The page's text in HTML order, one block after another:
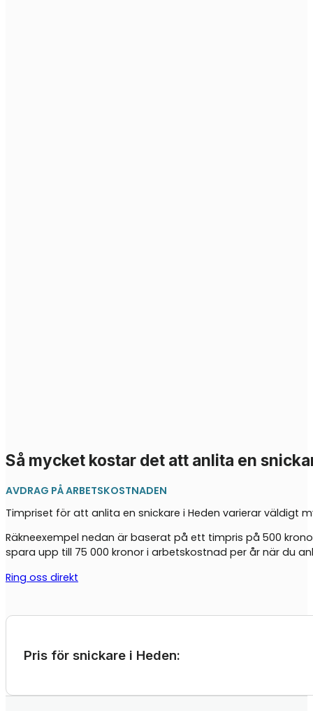
Så mycket kostar det att anlita en
AVDRAG PÅ ARBETSKOSTNADEN
Timpriset för att anlita en snickare i Heden varierar väldigt
Räkneexempel nedan är baserat på ett timpris på 500
spara upp till 75 000 kronor i arbetskostnad per år när du
Ring oss direkt
Pris för snickare i Heden: